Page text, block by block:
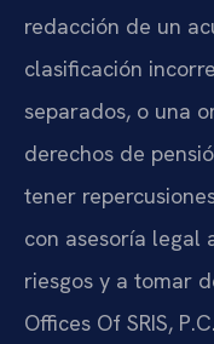
redacción de un
clasificación
separados, o una
derechos de
tener
con asesoría legal
riesgos y a tomar
Offices Of SRIS,